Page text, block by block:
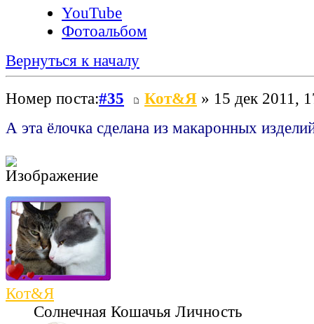
YouTube
Фотоальбом
Вернуться к началу
Номер поста:#35 Кот&Я » 15 дек 2011,
А эта ёлочка сделана из макаронных
Кот&Я
Солнечная Кошачья Личность